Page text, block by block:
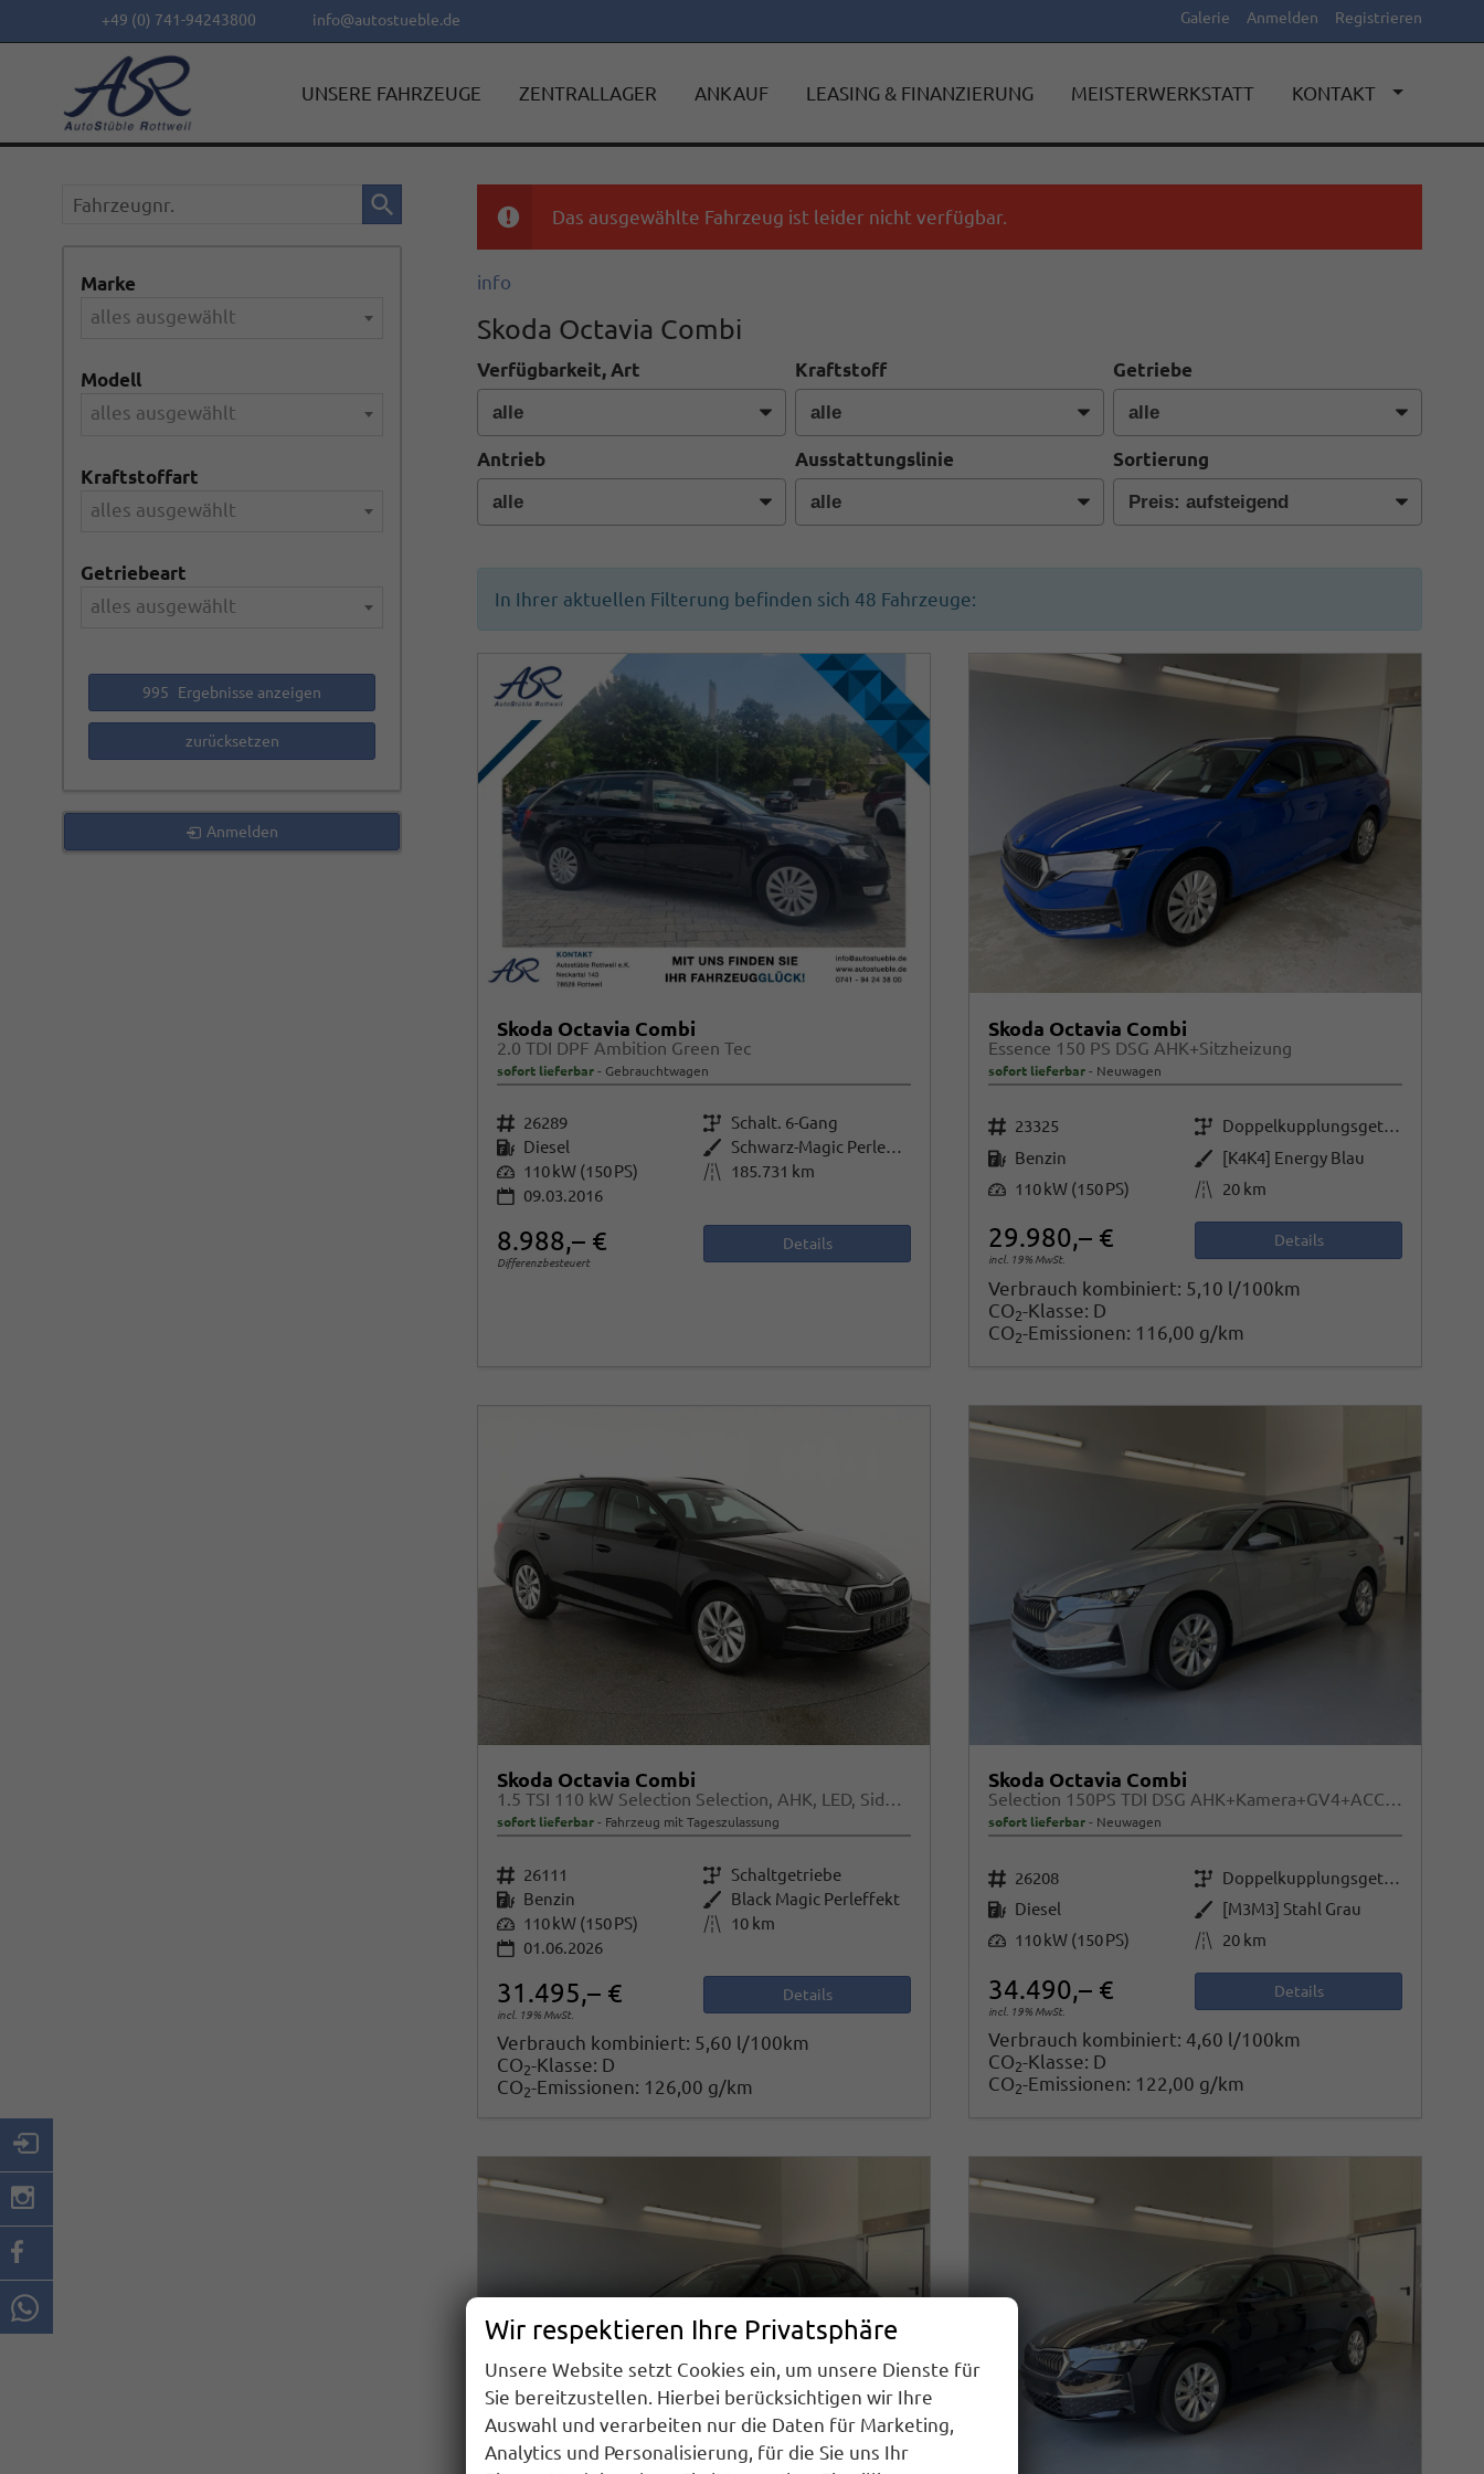
+49 (0) 741-94243800 info@autostueble.de Galerie Anmelden Registrieren
UNSERE FAHRZEUGE ZENTRALLAGER ANKAUF LEASING & FINANZIERUNG MEISTERWERKSTATT KONTAKT
Das ausgewählte Fahrzeug ist leider nicht verfügbar.
info
Skoda Octavia Combi
Verfügbarkeit, Art Kraftstoff Getriebe
Antrieb Ausstattungslinie Sortierung
In Ihrer aktuellen Filterung befinden sich 48 Fahrzeuge:
Skoda Octavia Combi
2.0 TDI DPF Ambition Green Tec
sofort lieferbar Gebrauchtwagen
Fahrzeugnr. 26289 Getriebe Schalt. 6-Gang
Kraftstoff Diesel Außenfarbe
Schwarz-Magic Perleffekt
Leistung 110 kW (150 PS) Kilometerstand
185.731 km
09.03.2016
8.988,– €
Differenzbesteuert
Details
Skoda Octavia Combi
Essence 150 PS DSG AHK+Sitzheizung
sofort lieferbar Neuwagen
Fahrzeugnr. 23325 Getriebe
Doppelkupplungsgetriebe (DSG)
Kraftstoff Benzin Außenfarbe
[K4K4] Energy Blau
Leistung 110 kW (150 PS) Kilometerstand 20 km
29.980,– €
incl. 19% MwSt.
Details
Verbrauch kombiniert: 5,10 l/100km
CO2-Klasse: D
CO2-Emissionen: 116,00 g/km
Skoda Octavia Combi
1.5 TSI 110 kW Selection Selection, AHK, LED, Side, ACC, Kamera, Winter, 17-Zoll
sofort lieferbar Fahrzeug mit Tageszulassung
Fahrzeugnr. 26111 Getriebe Schaltgetriebe
Kraftstoff Benzin Außenfarbe Black Magic Perleffekt
Leistung 110 kW (150 PS) Kilometerstand
10 km
01.06.2026
31.495,– €
incl. 19% MwSt.
Details
Verbrauch kombiniert: 5,60 l/100km
CO2-Klasse: D
CO2-Emissionen: 126,00 g/km
Skoda Octavia Combi
Selection 150PS TDI DSG AHK+Kamera+GV4+ACC+TravelAssist+Sunset+Alu+LightAssist
sofort lieferbar Neuwagen
Fahrzeugnr. 26208 Getriebe
Doppelkupplungsgetriebe (DSG)
Kraftstoff Diesel Außenfarbe
[M3M3] Stahl Grau
Leistung 110 kW (150 PS) Kilometerstand 20 km
34.490,– €
incl. 19% MwSt.
Details
Verbrauch kombiniert: 4,60 l/100km
CO2-Klasse: D
CO2-Emissionen: 122,00 g/km
Fahrzeugnr.
Marke
alles ausgewählt
Modell
alles ausgewählt
Kraftstoffart
alles ausgewählt
Getriebeart
alles ausgewählt
995 Ergebnisse anzeigen
zurücksetzen
Anmelden
Wir respektieren Ihre Privatsphäre
Unsere Website setzt Cookies ein, um unsere Dienste für
Sie bereitzustellen. Hierbei berücksichtigen wir Ihre
Auswahl und verarbeiten nur die Daten für Marketing,
Analytics und Personalisierung, für die Sie uns Ihr